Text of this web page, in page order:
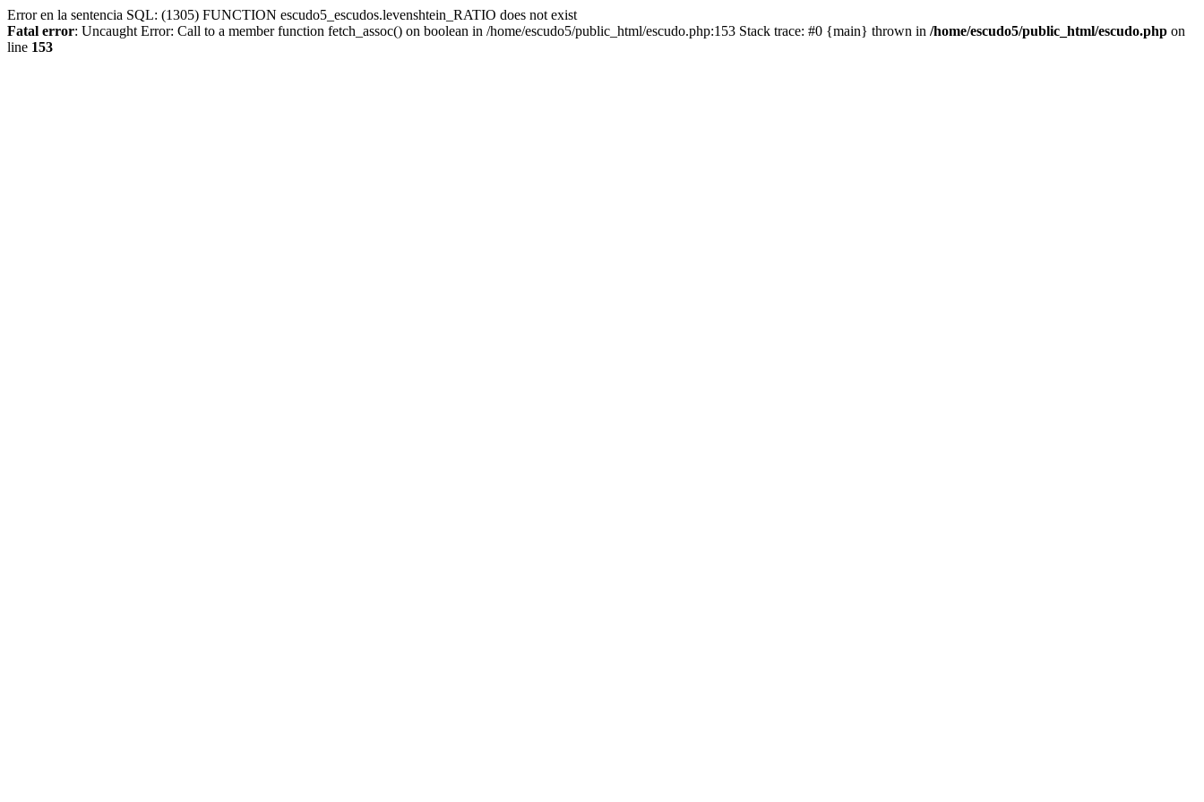
Error en la sentencia SQL: (1305) FUNCTION escudo5_escudos.levenshtein_RATIO does not exist
Fatal error: Uncaught Error: Call to a member function fetch_assoc() on boolean in /home/escudo5/public_html/escudo.php:153 Stack trace: #0 {main} thrown in /home/escudo5/public_html/escudo.php on
line 153